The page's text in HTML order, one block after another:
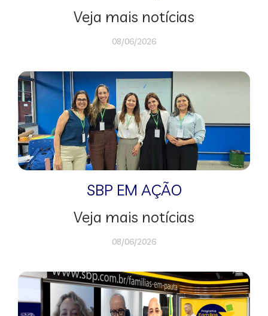
Veja mais notícias
08/06/2026
SBP EM AÇÃO
Veja mais notícias
08/06/2026